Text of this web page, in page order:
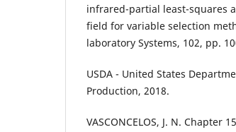
infrared-partial least-squares
field for variable selection
laboratory Systems, 102, pp.
USDA - United States
Production, 2018.
VASCONCELOS, J. N. Chapter